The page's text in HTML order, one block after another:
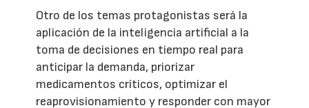
Otro de los temas protagonistas será la
aplicación de la inteligencia artificial a la
toma de decisiones en tiempo real para
anticipar la demanda, priorizar
medicamentos críticos, optimizar el
reaprovisionamiento y responder con mayor